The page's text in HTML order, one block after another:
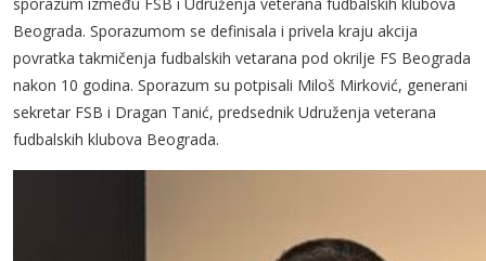
sporazum između FSB i Udruženja veterana fudbalskih klubova
Beograda. Sporazumom se definisala i privela kraju akcija
povratka takmičenja fudbalskih vetarana pod okrilje FS Beograda
nakon 10 godina. Sporazum su potpisali Miloš Mirković, generani
sekretar FSB i Dragan Tanić, predsednik Udruženja veterana
fudbalskih klubova Beograda.